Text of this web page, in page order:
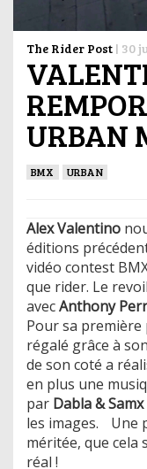
The Rider Post | 30
URBAN
BMX URBAN
Alex Valentino
éditions
vidéo contest
que rider. Le
avecAnthony
​Pour sa
régalé grâce à
de son coté a
en plus une
par Dabla & Samx
les images. Une
méritée, que cela
réal !